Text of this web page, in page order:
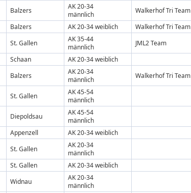
Balzers
AK 20-34
männlich
Walkerhof Tri Team
Balzers AK 20-34 weiblich Walkerhof Tri Team
St. Gallen
AK 35-44
männlich
JML2 Team
Schaan AK 20-34 weiblich
Balzers
AK 20-34
männlich
Walkerhof Tri Team
St. Gallen
AK 45-54
männlich
Diepoldsau
AK 45-54
männlich
Appenzell AK 20-34 weiblich
St. Gallen
AK 20-34
männlich
St. Gallen AK 20-34 weiblich
Widnau
AK 20-34
männlich